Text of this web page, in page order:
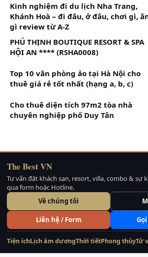
60m2
Công Hướng
Vườn
Bungalow
Bamboo
1 Giường Lớn
Ban
80m2
Giá đã bao gồm
sáng và các tiện
ích trong phòng
Osaka Hill
Hướng 1 phần
1 Giường đôi
sáng và các
ích trong
Biệt Thự Rock
70m2
1 Giường Lớn
Giá đã bao
sáng và các
ích trong
Kinh nghiệm đi du lịch Nha Trang,
Khánh Hoà – đi đâu, ở đâu, chơi gì,
gì review từ A-Z
PHÚ THỊNH BOUTIQUE RESORT & SPA
HỘI AN **** (RSHA0008)
Top 10 văn phòng ảo tại Hà Nội cho
thuê giá rẻ tốt nhất (hạng a, b, c)
Cho thuê diện tích 97m2 tòa nhà
chuyên nghiệp phố Duy Tân
The Best VN
Tư vấn đặt khách sạn, resort, villa, combo & sự
qua form hoặc Hotline.
Về chúng tôi
Liên hệ / Form
Tiện íchLịch âm dươngThời tiếtPhong thủyTử